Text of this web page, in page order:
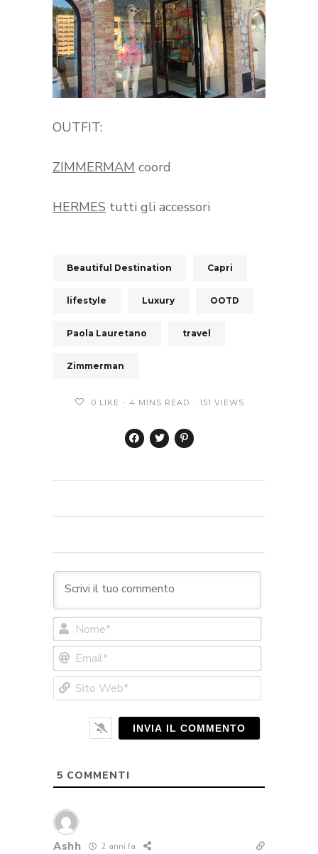
OUTFIT:
ZIMMERMAM coord
HERMES tutti gli accessori
Beautiful Destination Capri
lifestyle Luxury OOTD
Paola Lauretano travel
Zimmerman
0 LIKE 4 MINS READ 151 VIEWS
Nome*
Web*
5 COMMENTI
Ashh 2 anni fa